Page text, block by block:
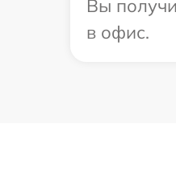
Вы
в офис.